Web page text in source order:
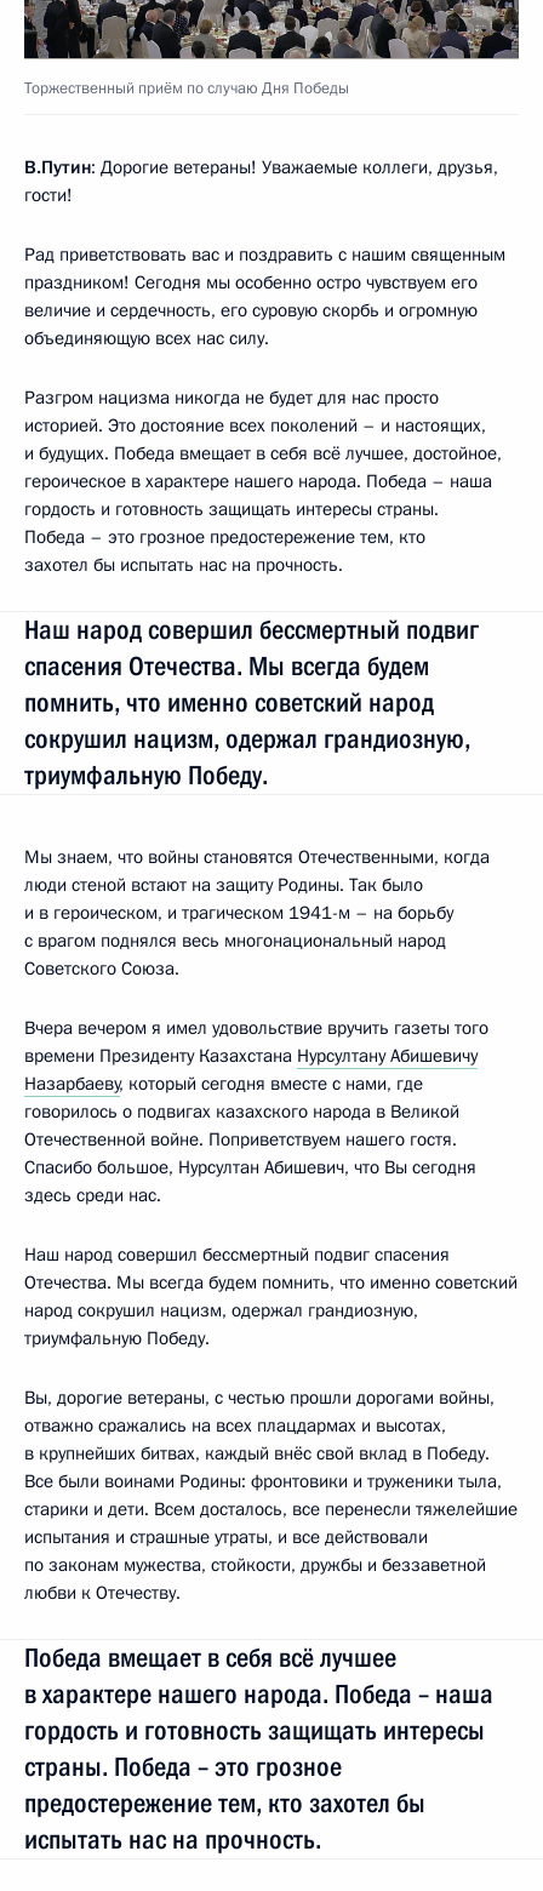
Торжественный приём по случаю Дня Победы
В.Путин: Дорогие ветераны! Уважаемые коллеги, друзья,
гости!
Рад приветствовать вас и поздравить с нашим священным
праздником! Сегодня мы особенно остро чувствуем его
величие и сердечность, его суровую скорбь и огромную
объединяющую всех нас силу.
Разгром нацизма никогда не будет для нас просто
историей. Это достояние всех поколений – и настоящих,
и будущих. Победа вмещает в себя всё лучшее, достойное,
героическое в характере нашего народа. Победа – наша
гордость и готовность защищать интересы страны.
Победа – это грозное предостережение тем, кто
захотел бы испытать нас на прочность.
Наш народ совершил бессмертный подвиг
спасения Отечества. Мы всегда будем
помнить, что именно советский народ
сокрушил нацизм, одержал грандиозную,
триумфальную Победу.
Мы знаем, что войны становятся Отечественными, когда
люди стеной встают на защиту Родины. Так было
и в героическом, и трагическом 1941-м – на борьбу
с врагом поднялся весь многонациональный народ
Советского Союза.
Вчера вечером я имел удовольствие вручить газеты того
времени Президенту Казахстана Нурсултану Абишевичу
Назарбаеву, который сегодня вместе с нами, где
говорилось о подвигах казахского народа в Великой
Отечественной войне. Поприветствуем нашего гостя.
Спасибо большое, Нурсултан Абишевич, что Вы сегодня
здесь среди нас.
Наш народ совершил бессмертный подвиг спасения
Отечества. Мы всегда будем помнить, что именно советский
народ сокрушил нацизм, одержал грандиозную,
триумфальную Победу.
Вы, дорогие ветераны, с честью прошли дорогами войны,
отважно сражались на всех плацдармах и высотах,
в крупнейших битвах, каждый внёс свой вклад в Победу.
Все были воинами Родины: фронтовики и труженики тыла,
старики и дети. Всем досталось, все перенесли тяжелейшие
испытания и страшные утраты, и все действовали
по законам мужества, стойкости, дружбы и беззаветной
любви к Отечеству.
Победа вмещает в себя всё лучшее
в характере нашего народа. Победа – наша
гордость и готовность защищать интересы
страны. Победа – это грозное
предостережение тем, кто захотел бы
испытать нас на прочность.